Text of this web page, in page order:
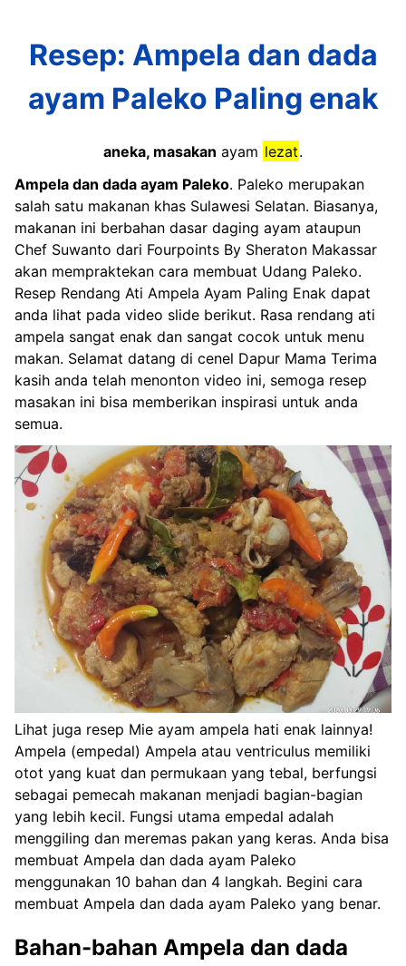
Resep: Ampela dan dada
ayam Paleko Paling enak
aneka, masakan ayam lezat.
Ampela dan dada ayam Paleko. Paleko merupakan
salah satu makanan khas Sulawesi Selatan. Biasanya,
makanan ini berbahan dasar daging ayam ataupun
Chef Suwanto dari Fourpoints By Sheraton Makassar
akan mempraktekan cara membuat Udang Paleko.
Resep Rendang Ati Ampela Ayam Paling Enak dapat
anda lihat pada video slide berikut. Rasa rendang ati
ampela sangat enak dan sangat cocok untuk menu
makan. Selamat datang di cenel Dapur Mama Terima
kasih anda telah menonton video ini, semoga resep
masakan ini bisa memberikan inspirasi untuk anda
semua.
Lihat juga resep Mie ayam ampela hati enak lainnya!
Ampela (empedal) Ampela atau ventriculus memiliki
otot yang kuat dan permukaan yang tebal, berfungsi
sebagai pemecah makanan menjadi bagian-bagian
yang lebih kecil. Fungsi utama empedal adalah
menggiling dan meremas pakan yang keras. Anda bisa
membuat Ampela dan dada ayam Paleko
menggunakan 10 bahan dan 4 langkah. Begini cara
membuat Ampela dan dada ayam Paleko yang benar.
Bahan-bahan Ampela dan dada